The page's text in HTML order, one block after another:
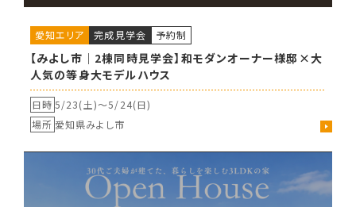
愛知エリア 完成見学会 予約制
【みよし市｜2棟同時見学会】和モダンオーナー様邸×大
人気の等身大モデルハウス
日時 5/23(土)〜5/24(日)
場所 愛知県みよし市